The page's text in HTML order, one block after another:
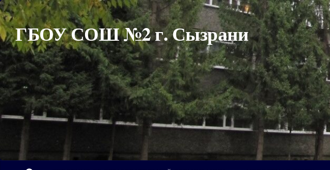
Перейти к содержимому
ГБОУ СОШ №2 г. Сызрани